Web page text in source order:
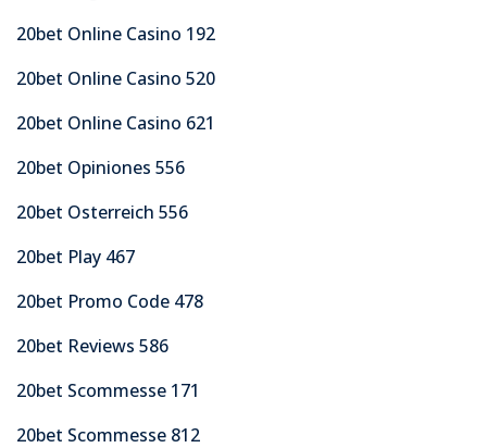
20bet Online Casino 192
20bet Online Casino 520
20bet Online Casino 621
20bet Opiniones 556
20bet Osterreich 556
20bet Play 467
20bet Promo Code 478
20bet Reviews 586
20bet Scommesse 171
20bet Scommesse 812